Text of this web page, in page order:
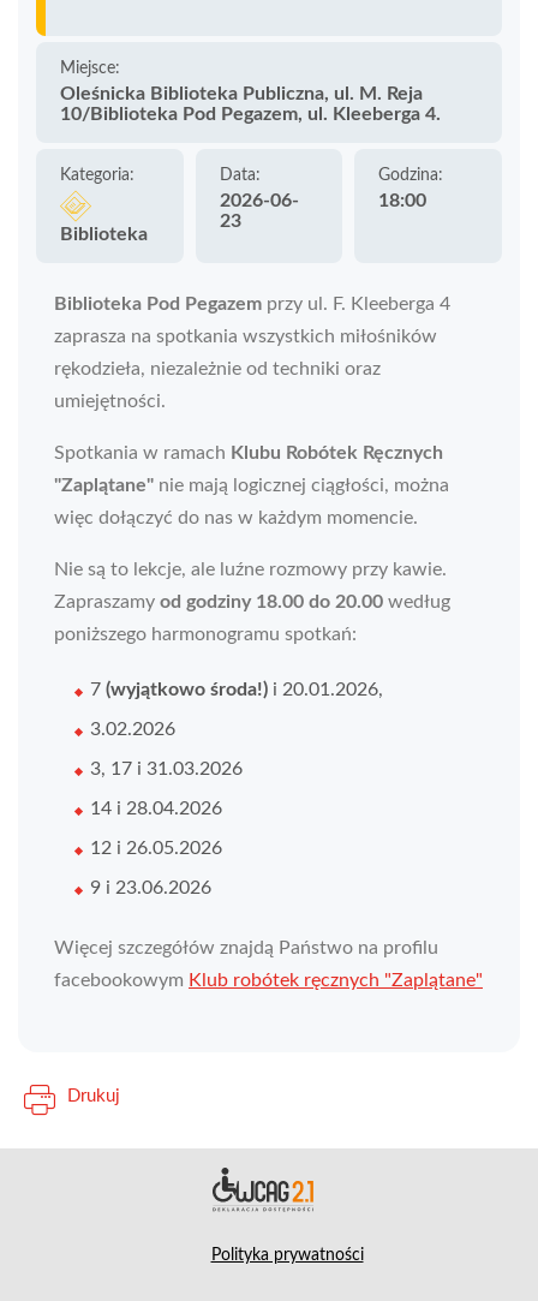
Miejsce:
Oleśnicka Biblioteka Publiczna, ul. M. Reja
10/Biblioteka Pod Pegazem, ul. Kleeberga 4.
Kategoria:
Biblioteka
Data:
2026-06-
23
Godzina:
18:00
Biblioteka Pod Pegazem przy ul. F. Kleeberga 4
zaprasza na spotkania wszystkich miłośników
rękodzieła, niezależnie od techniki oraz
umiejętności.
Spotkania w ramach Klubu Robótek Ręcznych
"Zaplątane" nie mają logicznej ciągłości, można
więc dołączyć do nas w każdym momencie.
Nie są to lekcje, ale luźne rozmowy przy kawie.
Zapraszamy od godziny 18.00 do 20.00 według
poniższego harmonogramu spotkań:
7 (wyjątkowo środa!) i 20.01.2026,
3.02.2026
3, 17 i 31.03.2026
14 i 28.04.2026
12 i 26.05.2026
9 i 23.06.2026
Więcej szczegółów znajdą Państwo na profilu
facebookowym Klub robótek ręcznych "Zaplątane"
Drukuj
Polityka prywatności